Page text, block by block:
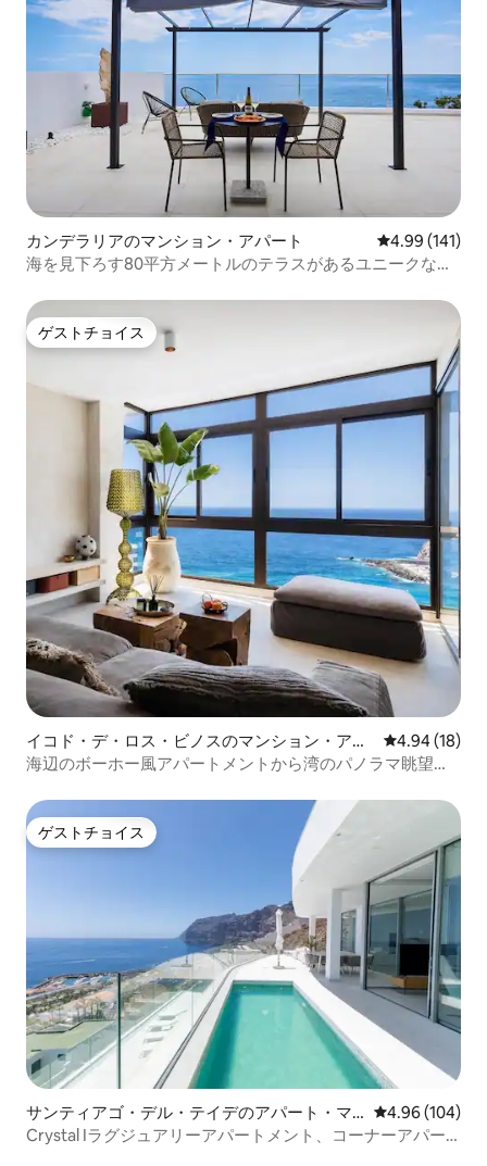
カンデラリアのマンション・アパート レビュー141
4.99 (141)
海を見下ろす80平方メートルのテラスがあるユニークなア
ゲストチョイス
ゲストチョイス
イコド・デ・ロス・ビノスのマンション・アパ
ート
レビュー18
4.94 (18)
海辺のボーホー風アパートメントから湾のパノラマ眺望を
ゲストチョイス
ゲストチョイス
サンティアゴ・デル・テイデのアパート・マ
ンション
レビュー104
4.96 (104)
Crystal Iラグジュアリーアパートメント、コーナーアパー